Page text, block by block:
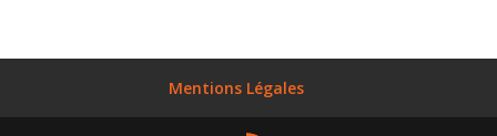
Mentions Légales